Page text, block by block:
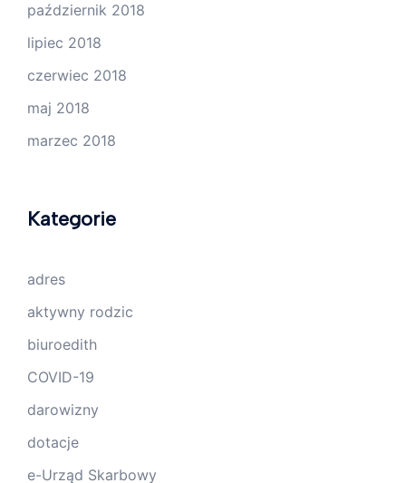
październik 2018
lipiec 2018
czerwiec 2018
maj 2018
marzec 2018
Kategorie
adres
aktywny rodzic
biuroedith
COVID-19
darowizny
dotacje
e-Urząd Skarbowy